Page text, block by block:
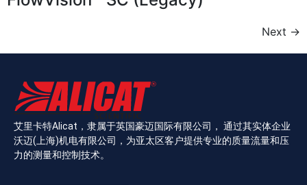
Next →
艾里卡特Alicat，隶属于英国豪迈国际有限公司， 通过其实体企业
沃迈(上海)机电有限公司，为亚太区客户提供专业的质量流量和压
力的测量和控制技术。